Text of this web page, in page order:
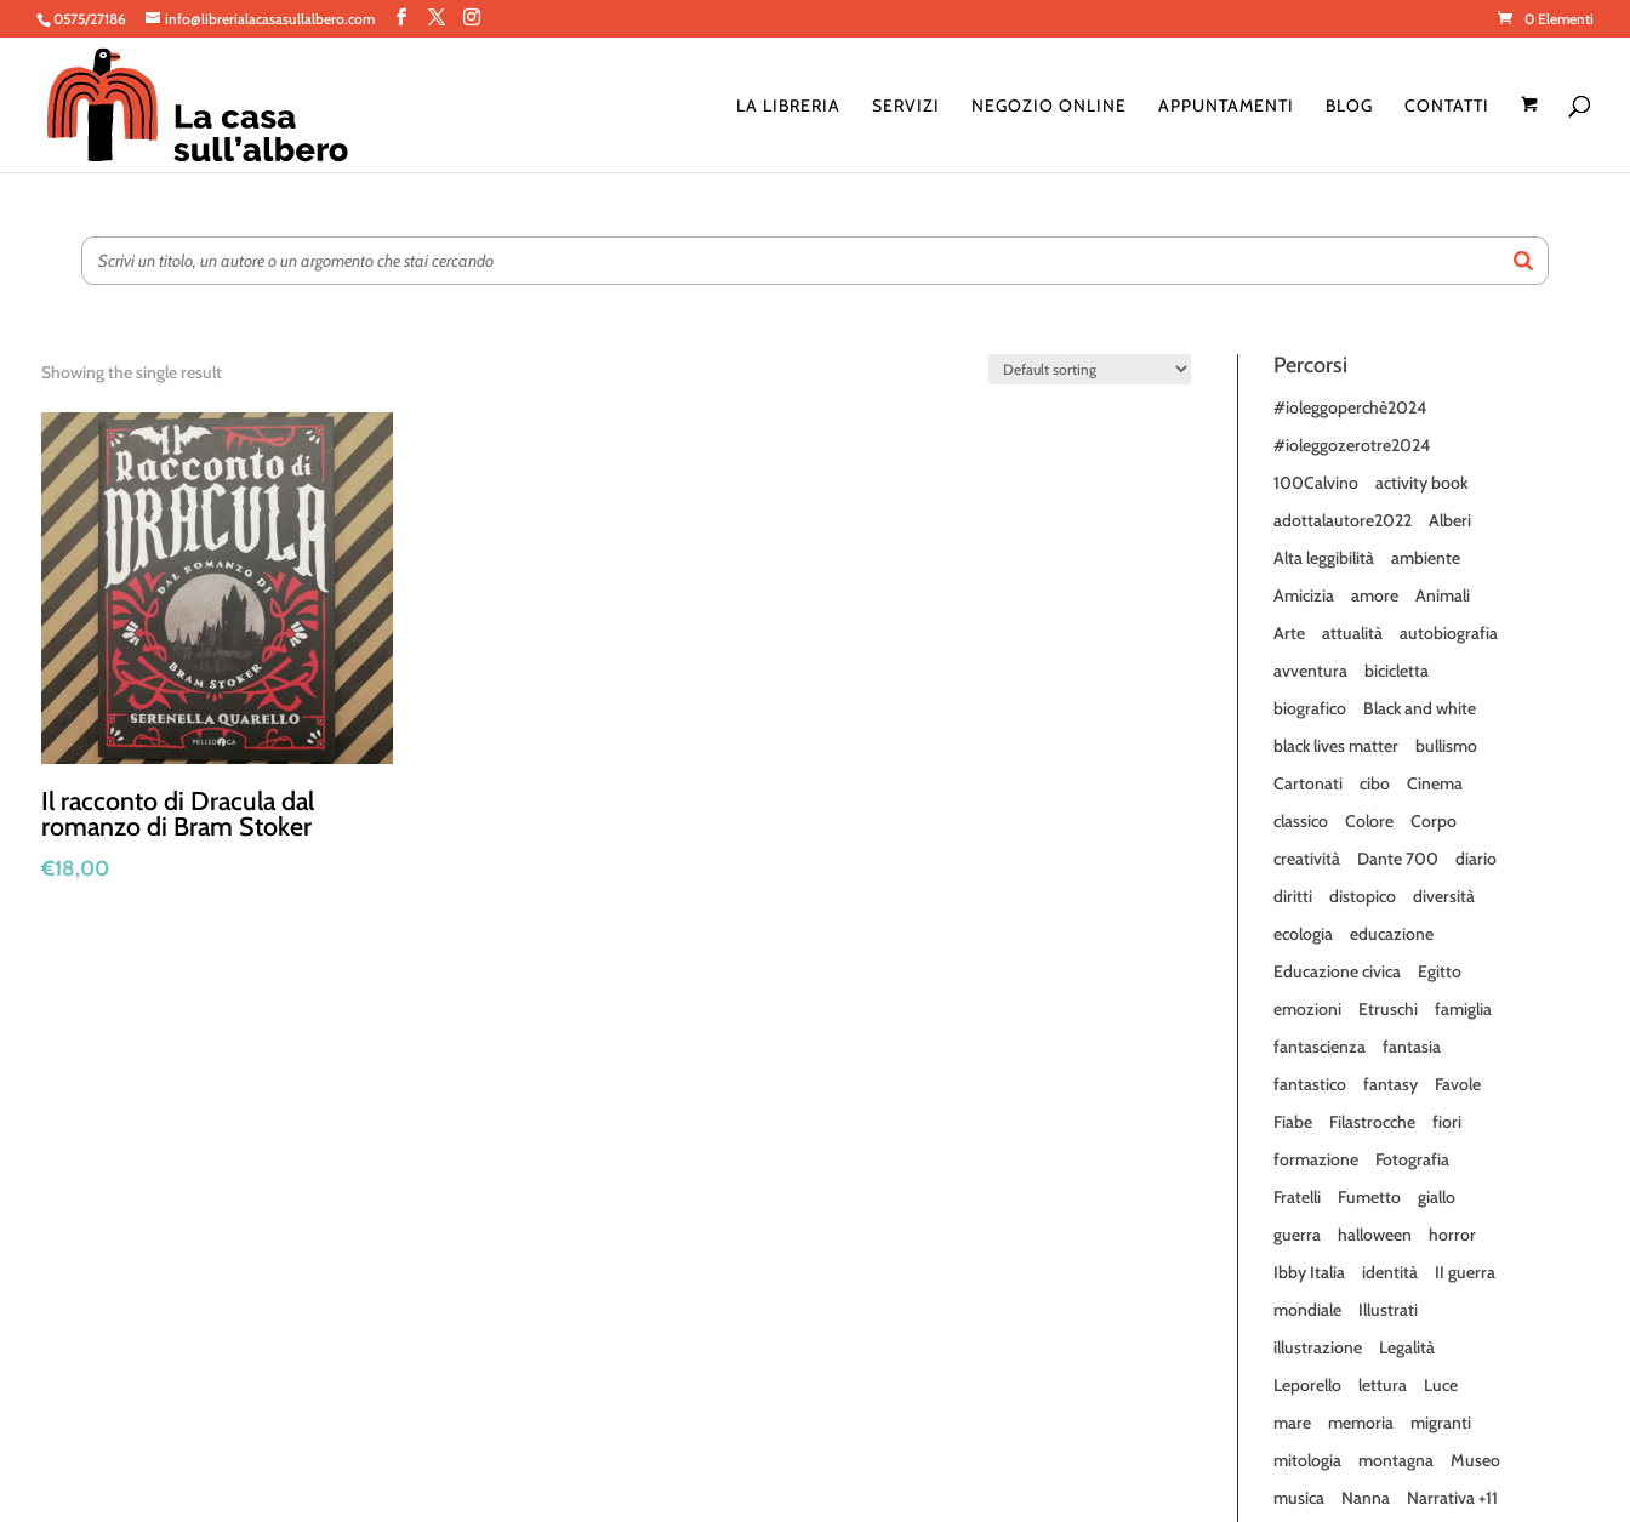
0575/27186 info@librerialacasasullalbero.com 0 Elementi
LA LIBRERIA SERVIZI NEGOZIO ONLINE APPUNTAMENTI BLOG CONTATTI
Showing the single result
Il racconto di Dracula dal
romanzo di Bram Stoker
€18,00
Percorsi
#ioleggoperchè2024
#ioleggozerotre2024
100Calvino
activity book
adottalautore2022
Alberi
Alta leggibilità
ambiente
Amicizia
amore
Animali
Arte
attualità
autobiografia
avventura
bicicletta
biografico
Black and white
black lives matter
bullismo
Cartonati
cibo
Cinema
classico
Colore
Corpo
creatività
Dante 700
diario
diritti
distopico
diversità
ecologia
educazione
Educazione civica
Egitto
emozioni
Etruschi
famiglia
fantascienza
fantasia
fantastico
fantasy
Favole
Fiabe
Filastrocche
fiori
formazione
Fotografia
Fratelli
Fumetto
giallo
guerra
halloween
horror
Ibby Italia
identità
II guerra
mondiale
Illustrati
illustrazione
Legalità
Leporello
lettura
Luce
mare
memoria
migranti
mitologia
montagna
Museo
musica
Nanna
Narrativa +11